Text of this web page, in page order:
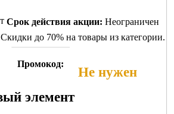
Срок действия акции: Неограничен
Скидки до 70% на товары из категории.
Промокод:
Не нужен